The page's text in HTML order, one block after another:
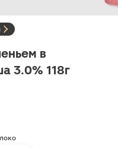
в
3.0% 118г